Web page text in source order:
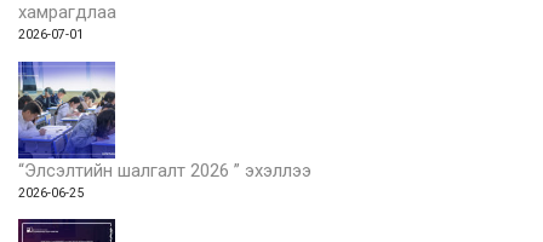
хамрагдлаа
2026-07-01
“Элсэлтийн шалгалт 2026 ” эхэллээ
2026-06-25